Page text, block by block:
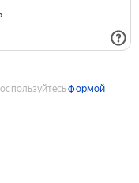
формой